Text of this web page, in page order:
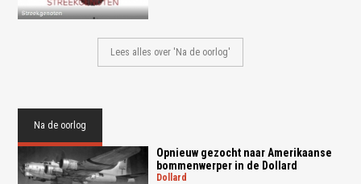
Lees alles over 'Na de oorlog'
Na de oorlog
Opnieuw gezocht naar Amerikaanse
bommenwerper in de Dollard
dollard